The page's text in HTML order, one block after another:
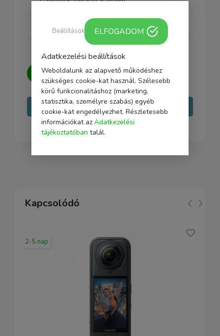
Kérdésed van?Írj nekünk, igyekszünk
minden kérdésedre választ adni.
Írj nekünk
Kapcsolódó
2-5 nap
Adatkezelési beállítások
Weboldalunk az alapvető működéshez
szükséges cookie-kat használ. Szélesebb
körű funkcionalitáshoz (marketing,
statisztika, személyre szabás) egyéb
cookie-kat engedélyezhet. Részletesebb
információkat az Adatkezelési
tájékoztatóban talál.
Beállítások ELFOGADOM